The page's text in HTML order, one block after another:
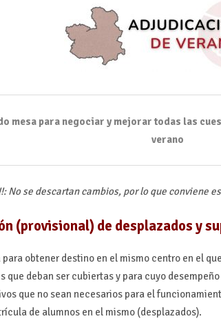
mesa para negociar y mejorar todas las
verano
No se descartan cambios, por lo que
(provisional) de desplazados y
obtener destino en el mismo centro en el
que deban ser cubiertas y para cuyo
que no sean necesarios para el
de alumnos en el mismo (desplazados).